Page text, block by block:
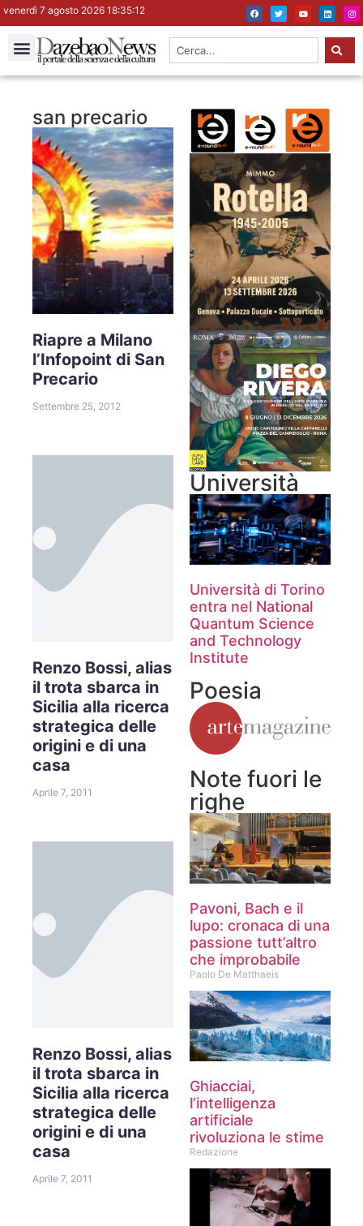
venerdì 7 agosto 2026 18:35:12
san precario
Riapre a Milano
l’Infopoint di San
Precario
Settembre 25, 2012
Renzo Bossi, alias
il trota sbarca in
Sicilia alla ricerca
strategica delle
origini e di una
casa
Aprile 7, 2011
Renzo Bossi, alias
il trota sbarca in
Sicilia alla ricerca
strategica delle
origini e di una
casa
Aprile 7, 2011
Università
Università di Torino
entra nel National
Quantum Science
and Technology
Institute
Poesia
Note fuori le
righe
Pavoni, Bach e il
lupo: cronaca di una
passione tutt’altro
che improbabile
Paolo De Matthaeis
Ghiacciai,
l’intelligenza
artificiale
rivoluziona le stime
Redazione